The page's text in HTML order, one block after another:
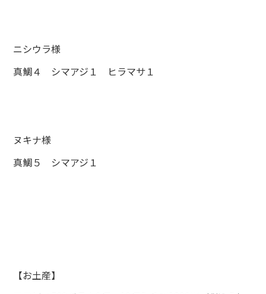
ニシウラ様
真鯛４ シマアジ１ ヒラマサ１
ヌキナ様
真鯛５ シマアジ１
【お土産】